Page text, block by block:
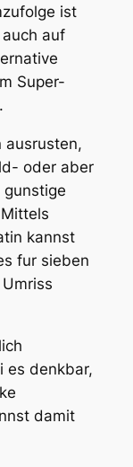
ist
auf
Super-
ausrusten,
oder aber
kannst
fur sieben
es denkbar,
damit